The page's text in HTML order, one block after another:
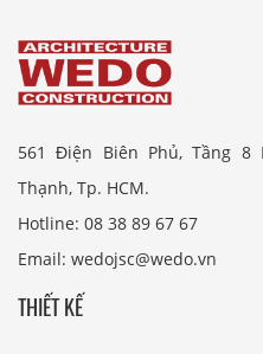
561 Điện Biên Phủ, Tầng 8
Thạnh, Tp. HCM.
Hotline: 08 38 89 67 67
Email: wedojsc@wedo.vn
THIẾT KẾ